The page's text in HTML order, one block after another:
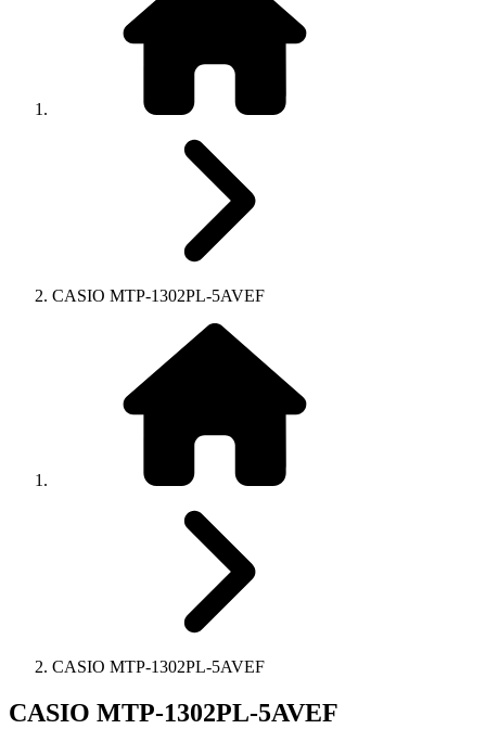
CASIO MTP-1302PL-5AVEF
CASIO MTP-1302PL-5AVEF
CASIO MTP-1302PL-5AVEF